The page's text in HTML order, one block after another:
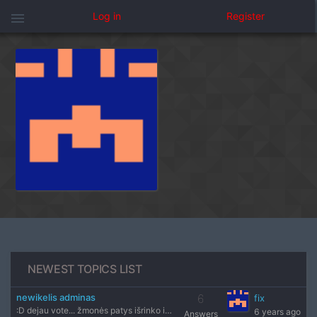
menu Log in Register
NEWEST TOPICS LIST
newikelis adminas
:D dejau vote... žmonės patys išrinko ir dar dėčiau.. Kodėl?
6
Answers
fix
6 years ago